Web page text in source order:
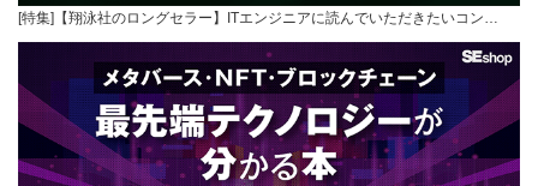
[特集]【翔泳社のロングセラー】ITエンジニアに読んでいただきたいコン…